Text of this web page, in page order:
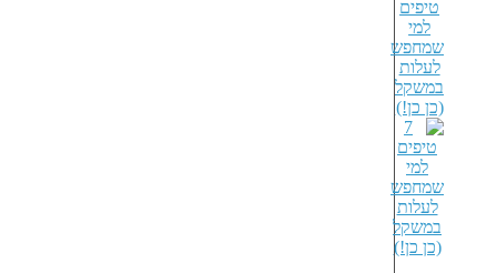
טיפים
למי
שמחפש
לעלות
במשקל
(כן כן!)